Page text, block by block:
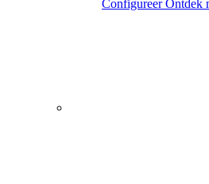
Configureer Ontdek